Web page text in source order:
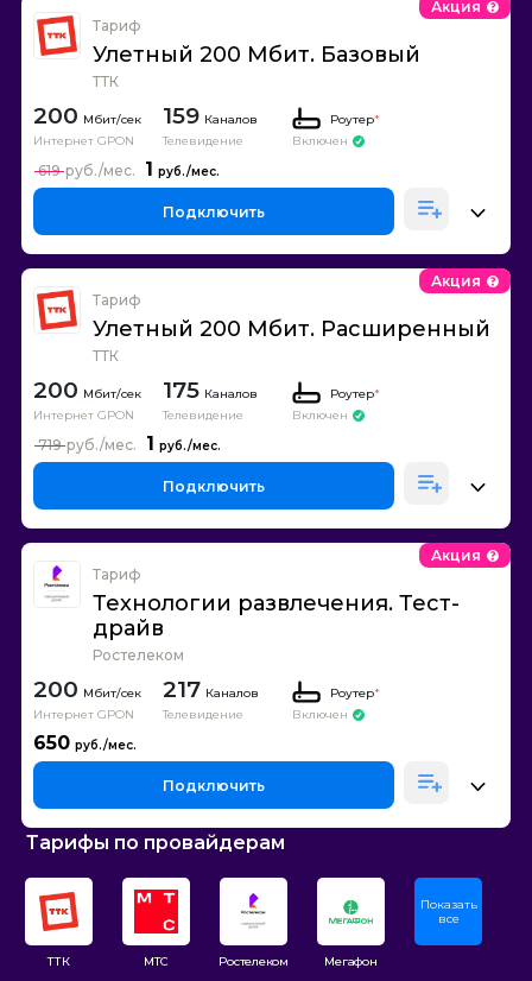
Тариф
Улетный 200 Мбит. Базовый
ТТК
Акция
200
Интернет GPON
159 Каналов
Телевидение
Роутер*
Включен
1
619
Подключить
Тариф
Улетный 200 Мбит. Расширенный
ТТК
Акция
200
Интернет GPON
175 Каналов
Телевидение
Роутер*
Включен
1
719
Подключить
Тариф
Технологии развлечения. Тест-
драйв
Ростелеком
Акция
200
Интернет GPON
217 Каналов
Телевидение
Роутер*
Включен
650
Подключить
Тарифы по провайдерам
ТТК МТС Ростелеком Мегафон
Показать
все